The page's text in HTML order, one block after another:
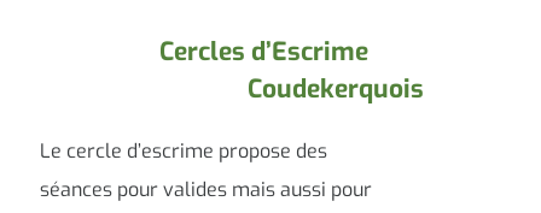
Cercles d’Escrime
Coudekerquois
Le cercle d’escrime propose des
séances pour valides mais aussi pour